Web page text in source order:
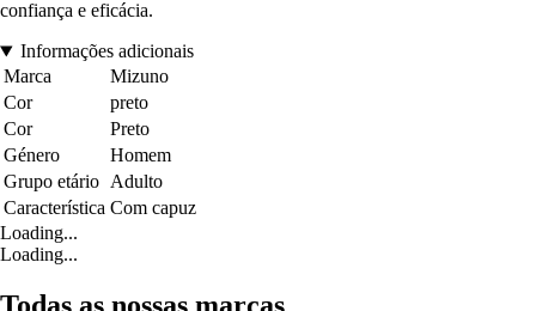
confiança e eficácia.
Informações adicionais
Marca
Mizuno
Cor
preto
Cor
Preto
Género
Homem
Grupo etário Adulto
Característica Com capuz
Loading...
Loading...